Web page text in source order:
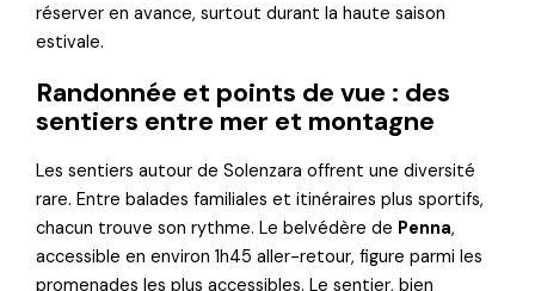
réserver en avance, surtout durant la haute saison
estivale.
Randonnée et points de vue : des
sentiers entre mer et montagne
Les sentiers autour de Solenzara offrent une diversité
rare. Entre balades familiales et itinéraires plus sportifs,
chacun trouve son rythme. Le belvédère de Penna,
accessible en environ 1h45 aller-retour, figure parmi les
promenades les plus accessibles. Le sentier, bien